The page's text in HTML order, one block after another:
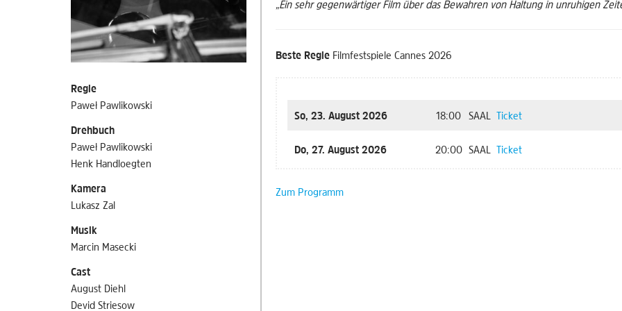
Regie
Paweł Pawlikowski
Drehbuch
Paweł Pawlikowski
Henk Handloegten
Kamera
Lukasz Zal
Musik
Marcin Masecki
Cast
August Diehl
Devid Striesow
„Ein sehr gegenwärtiger Film über das Bewahren von Haltung in unruhigen
Beste Regie Filmfestspiele Cannes 2026
So, 23. August 2026 18:00 SAALTicket
Do, 27. August 2026 20:00 SAALTicket
Zum Programm